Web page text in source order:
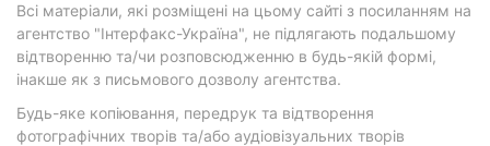
Всі матеріали, які розміщені на цьому сайті з посиланням на
агентство "Інтерфакс-Україна", не підлягають подальшому
відтворенню та/чи розповсюдженню в будь-якій формі,
інакше як з письмового дозволу агентства.
Будь-яке копіювання, передрук та відтворення
фотографічних творів та/або аудіовізуальних творів